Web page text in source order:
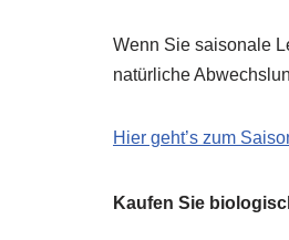
Wenn Sie saisonale
natürliche
Hier geht’s zum
Kaufen Sie